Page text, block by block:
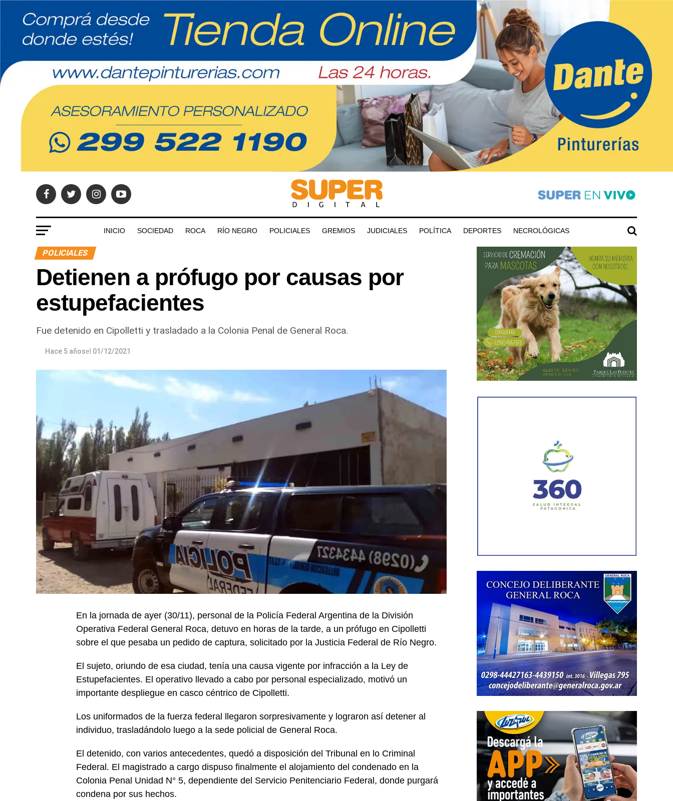
INICIO SOCIEDAD ROCA RÍO NEGRO POLICIALES GREMIOS JUDICIALES POLÍTICA DEPORTES NECROLÓGICAS
POLICIALES
Detienen a prófugo por causas por
estupefacientes
Fue detenido en Cipolletti y trasladado a la Colonia Penal de General Roca.
Hace 5 añosel 01/12/2021
En la jornada de ayer (30/11), personal de la Policía Federal Argentina de la División
Operativa Federal General Roca, detuvo en horas de la tarde, a un prófugo en Cipolletti
sobre el que pesaba un pedido de captura, solicitado por la Justicia Federal de Río Negro.
El sujeto, oriundo de esa ciudad, tenía una causa vigente por infracción a la Ley de
Estupefacientes. El operativo llevado a cabo por personal especializado, motivó un
importante despliegue en casco céntrico de Cipolletti.
Los uniformados de la fuerza federal llegaron sorpresivamente y lograron así detener al
individuo, trasladándolo luego a la sede policial de General Roca.
El detenido, con varios antecedentes, quedó a disposición del Tribunal en lo Criminal
Federal. El magistrado a cargo dispuso finalmente el alojamiento del condenado en la
Colonia Penal Unidad N° 5, dependiente del Servicio Penitenciario Federal, donde purgará
condena por sus hechos.